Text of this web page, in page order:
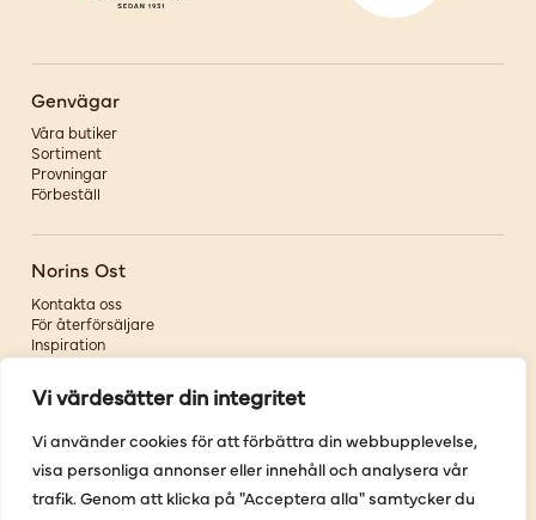
Vi värdesätter din integritet
Vi använder cookies för att förbättra din webbupplevelse,
visa personliga annonser eller innehåll och analysera vår
trafik. Genom att klicka på "Acceptera alla" samtycker du
Genvägar
Våra butiker
Sortiment
Provningar
Förbeställ
Norins Ost
Kontakta oss
För återförsäljare
Inspiration
Om oss
Följ oss
Facebook
Instagram